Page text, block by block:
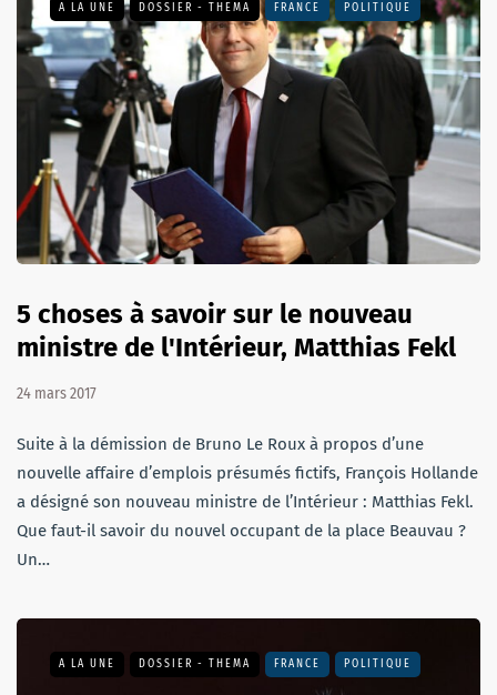
A LA UNE DOSSIER - THEMA FRANCE POLITIQUE
5 choses à savoir sur le nouveau
ministre de l'Intérieur, Matthias Fekl
24 mars 2017
Suite à la démission de Bruno Le Roux à propos d’une
nouvelle affaire d’emplois présumés fictifs, François Hollande
a désigné son nouveau ministre de l’Intérieur : Matthias Fekl.
Que faut-il savoir du nouvel occupant de la place Beauvau ?
Un…
A LA UNE DOSSIER - THEMA FRANCE POLITIQUE